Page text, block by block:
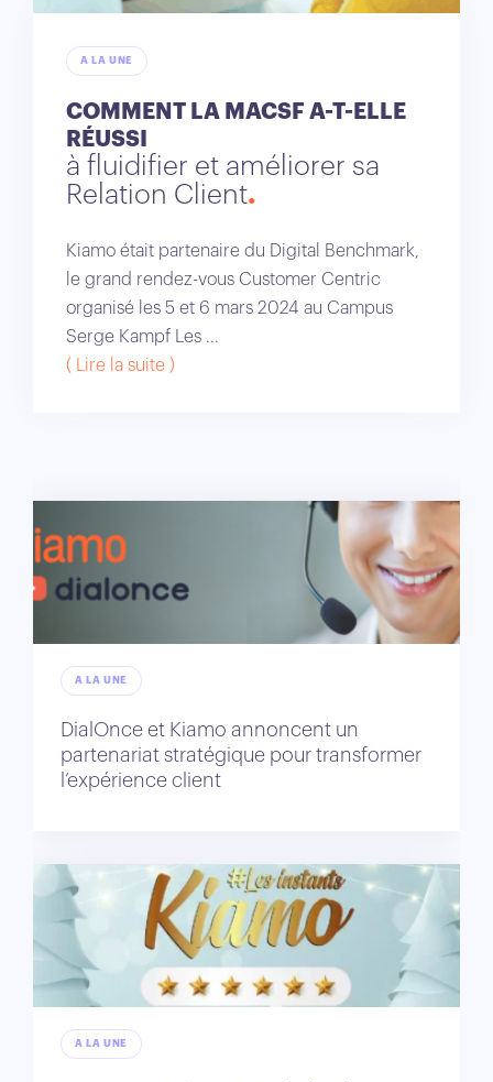
A LA UNE
COMMENT LA MACSF A-T-ELLE
RÉUSSI
à fluidifier et améliorer sa
Relation Client
Kiamo était partenaire du Digital Benchmark,
le grand rendez-vous Customer Centric
organisé les 5 et 6 mars 2024 au Campus
Serge Kampf Les ...
( Lire la suite )
A LA UNE
DialOnce et Kiamo annoncent un
partenariat stratégique pour transformer
l’expérience client
A LA UNE